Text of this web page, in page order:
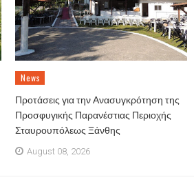
News
Προτάσεις για την Ανασυγκρότηση της
Προσφυγικής Παρανέστιας Περιοχής
Σταυρουπόλεως Ξάνθης
August 08, 2026